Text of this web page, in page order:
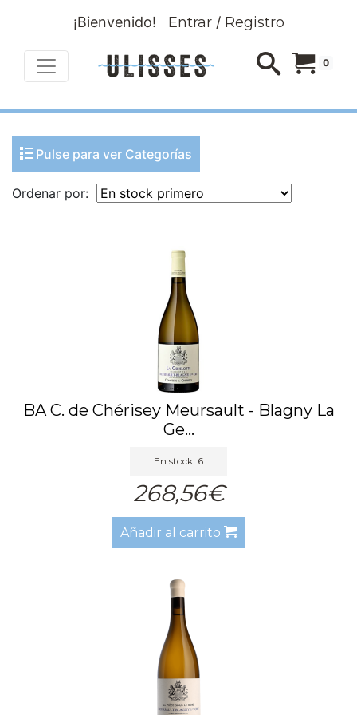
¡Bienvenido! Entrar/ Registro
0
Pulse para ver Categorías
Ordenar por:
BA C. de Chérisey Meursault - Blagny La
Ge...
En stock: 6
268,56€
Añadir al carrito